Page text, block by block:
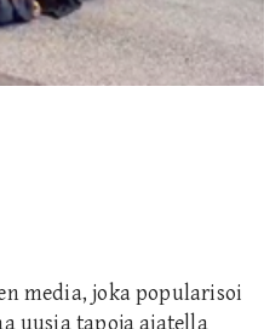
media, joka popularisoi
uusia tapoja ajatella